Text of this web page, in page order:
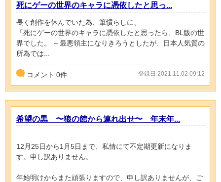
死にゲーの世界のキャラに憑依したと思っ...
長く創作を休んでいた為、筆慣らしに、
「死にゲーの世界のキャラに憑依したと思ったら、BL版の世
界でした。 ～最悪領主になりきろうとしたが、日本人気質の
所為では...
コメント 0件 登録日 2021.11.02 09:12
希望の黒 〜狼の館から連れ出せ〜 年末年...
12月25日から1月5日まで、私情にて不定期更新になりま
す。申し訳ありません。
年始明けからまた頑張りますので、申し訳ありませんが、ご